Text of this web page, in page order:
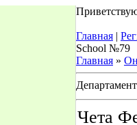
Главная |
School №79
Главная »
Чета